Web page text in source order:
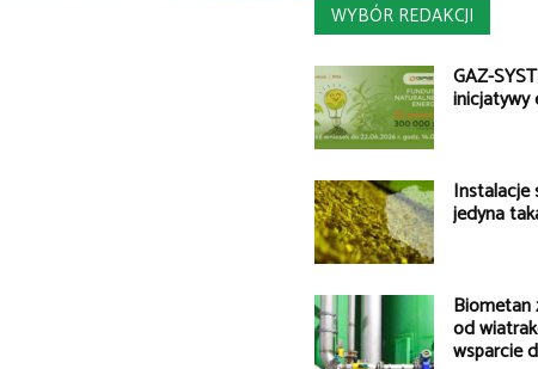
WYBÓR REDAKCJI
GAZ-
inicjatywy
Instalacje
jedyna
Biometan
od
wsparcie